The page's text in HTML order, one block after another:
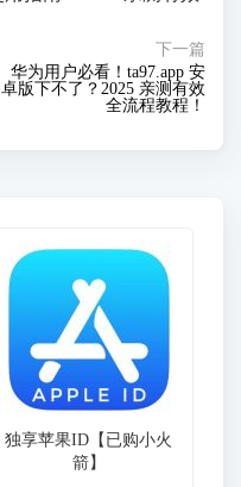
下一篇
华为用户必看！ta97.app 安
卓版下不了？2025 亲测有效
全流程教程！
独享苹果ID【已购小火
箭】